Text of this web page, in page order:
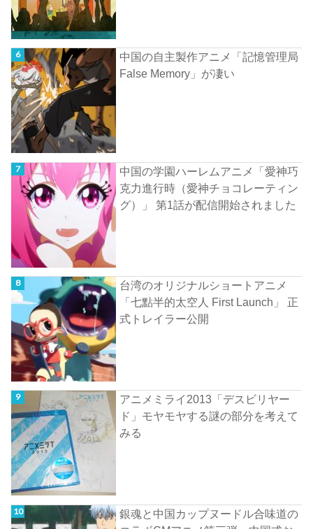
中国の自主製作アニメ「記憶管理局
False Memory」が凄い
中国の学園ハーレムアニメ「愛神巧
克力進行時（愛神チョコレーティン
グ）」 第1話が配信開始されました
台湾のオリジナルショートアニメ
「七點半的太空人 First Launch」 正
式トレイラー公開
アニメミライ2013「デスビリヤー
ド」モヤモヤする謎の部分を考えて
みる
銀魂と中国カップヌードル合味道の